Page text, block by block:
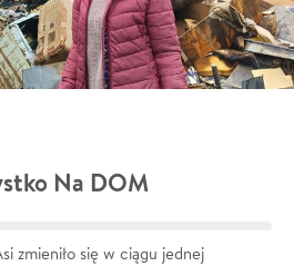
Na DOM
zmieniło się w ciągu jednej